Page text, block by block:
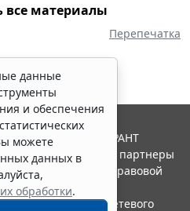
все материалы
Перепечатка
данные
и обеспечения
можете
данных в
обработки.
2026. Система ГАРАНТ
"Гарант" и ее партнеры
ассоциации правовой
в качестве сетевого